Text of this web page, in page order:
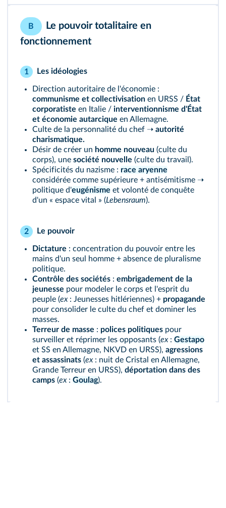
B
Le pouvoir totalitaire en
fonctionnement
1 Les idéologies
Direction autoritaire de l'économie :
communisme et collectivisation en URSS / État
corporatiste en Italie / interventionnisme d'État
et économie autarcique en Allemagne.
Culte de la personnalité du chef ➝ autorité
charismatique.
Désir de créer un homme nouveau (culte du
corps), une société nouvelle (culte du travail).
Spécificités du nazisme : race aryenne
considérée comme supérieure + antisémitisme ➝
politique d'eugénisme et volonté de conquête
d'un « espace vital » (Lebensraum).
2 Le pouvoir
Dictature : concentration du pouvoir entre les
mains d'un seul homme + absence de pluralisme
politique.
Contrôle des sociétés : embrigadement de la
jeunesse pour modeler le corps et l'esprit du
peuple (ex : Jeunesses hitlériennes) + propagande
pour consolider le culte du chef et dominer les
masses.
Terreur de masse : polices politiques pour
surveiller et réprimer les opposants (ex : Gestapo
et SS en Allemagne, NKVD en URSS), agressions
et assassinats (ex : nuit de Cristal en Allemagne,
Grande Terreur en URSS), déportation dans des
camps (ex : Goulag).